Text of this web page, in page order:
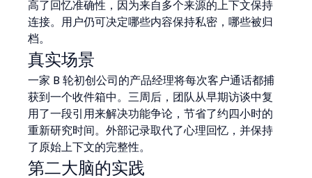
高了回忆准确性，因为来自多个来源的上下文保持
连接。用户仍可决定哪些内容保持私密，哪些被归
档。
真实场景
一家 B 轮初创公司的产品经理将每次客户通话都捕
获到一个收件箱中。三周后，团队从早期访谈中复
用了一段引用来解决功能争论，节省了约四小时的
重新研究时间。外部记录取代了心理回忆，并保持
了原始上下文的完整性。
第二大脑的实践